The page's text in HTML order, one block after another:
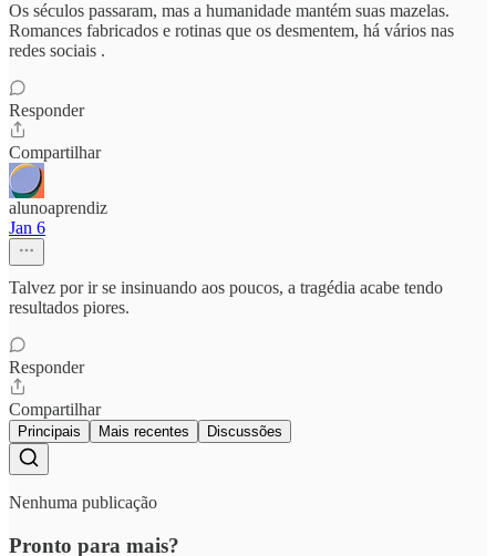
Os séculos passaram, mas a humanidade mantém suas mazelas.
Romances fabricados e rotinas que os desmentem, há vários nas
redes sociais .
Responder
Compartilhar
alunoaprendiz
Jan 6
Talvez por ir se insinuando aos poucos, a tragédia acabe tendo
resultados piores.
Responder
Compartilhar
Principais Mais recentes Discussões
Nenhuma publicação
Pronto para mais?